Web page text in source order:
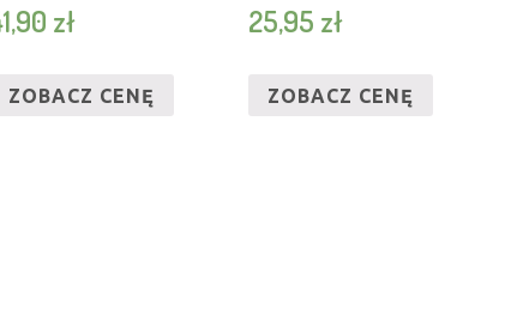
zł
ZOBACZ CENĘ
25,95 zł
ZOBACZ CENĘ